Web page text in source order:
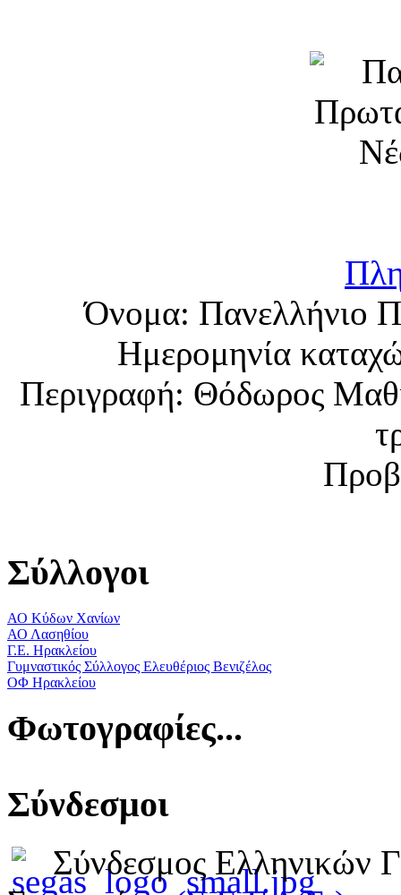
Όνομα: Πανελλήνιο
Ημερομηνία
Περιγραφή: Θόδωρος
Σύλλογοι
ΑΟ Κύδων Χανίων
ΑΟ Λασηθίου
Γ.Ε. Ηρακλείου
Γυμναστικός Σύλλογος Ελευθέριος Βενιζέλος
ΟΦ Ηρακλείου
Φωτογραφίες...
Σύνδεσμοι
Σύνδεσμος Ελληνικών